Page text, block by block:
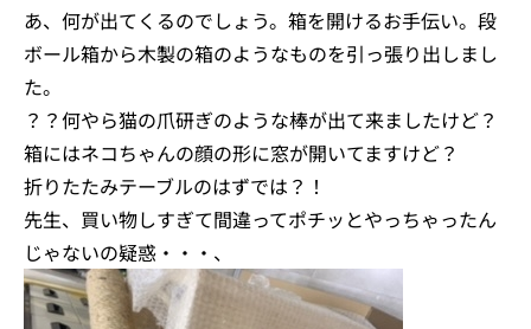
あ、何が出てくるのでしょう。箱を開けるお手伝い。段
ボール箱から木製の箱のようなものを引っ張り出しまし
た。
？？何やら猫の爪研ぎのような棒が出て来ましたけど？
箱にはネコちゃんの顔の形に窓が開いてますけど？
折りたたみテーブルのはずでは？！
先生、買い物しすぎて間違ってポチッとやっちゃったん
じゃないの疑惑・・・、